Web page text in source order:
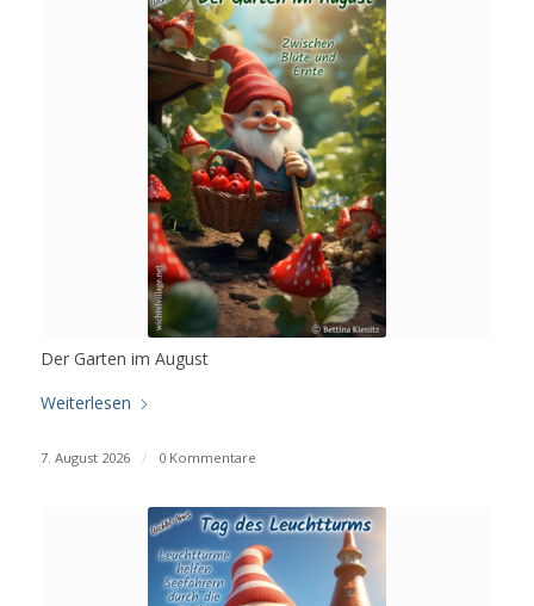
Der Garten im August
Weiterlesen
7. August 2026 / 0 Kommentare